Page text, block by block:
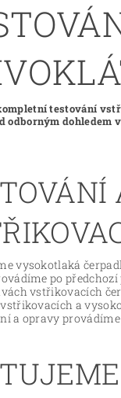
testování
odborným dohledem
vysokotlaká
po
vstřikovacích
a
a opravy